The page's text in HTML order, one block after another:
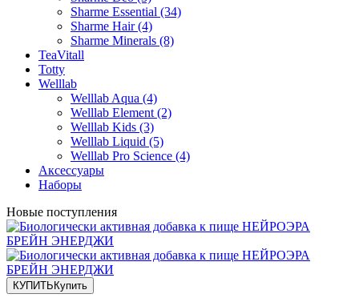
Sharme Essential (34)
Sharme Hair (4)
Sharme Minerals (8)
TeaVitall
Totty
Welllab
Welllab Aqua (4)
Welllab Element (2)
Welllab Kids (3)
Welllab Liquid (5)
Welllab Pro Science (4)
Аксессуары
Наборы
Новые поступления
КУПИТЬ Купить